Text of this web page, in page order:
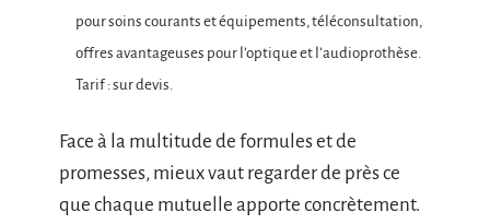
pour soins courants et équipements, téléconsultation,
offres avantageuses pour l’optique et l’audioprothèse.
Tarif : sur devis.
Face à la multitude de formules et de
promesses, mieux vaut regarder de près ce
que chaque mutuelle apporte concrètement.